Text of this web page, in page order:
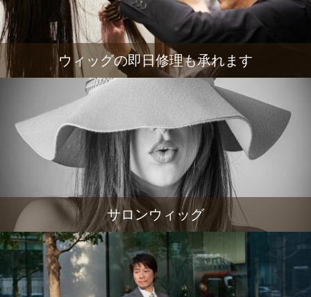
ウィッグの即日修理も承れます
サロンウィッグ